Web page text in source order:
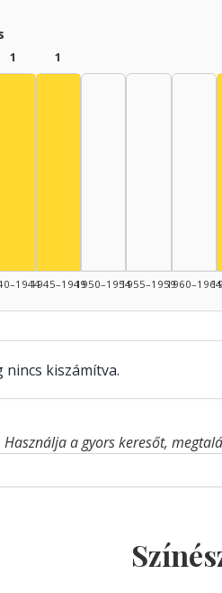
1 1
1945–19491950–19541955–19591960–1964
nincs kiszámítva.
Használja a gyors keresőt,